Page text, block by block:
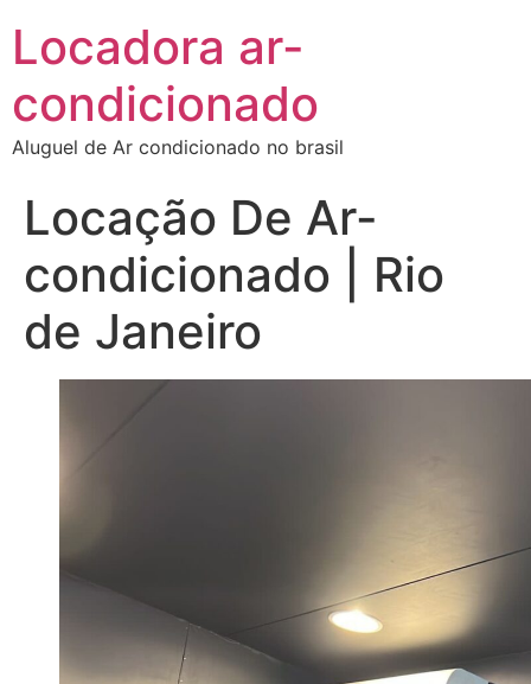
Locadora ar-
condicionado
Aluguel de Ar condicionado no brasil
Locação De Ar-
condicionado | Rio
de Janeiro